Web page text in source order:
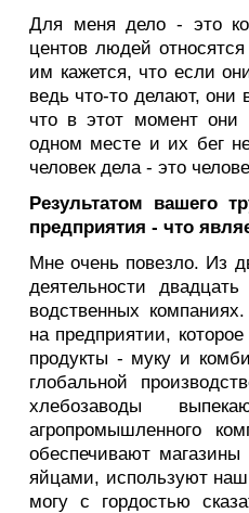
Для меня дело - это
центов людей
им кажется, что если
ведь что-то делают, они
что в этот момент они
одном месте и их бег
человек дела - это
Результатом вашего
предприятия - что
Мне очень повезло. Из
деятельности
водственных
на предприятии,
продукты - муку и
глобальной
хлебозаводы
агропромышленного
обеспечива­ют
яйцами, используют
могу с гордостью